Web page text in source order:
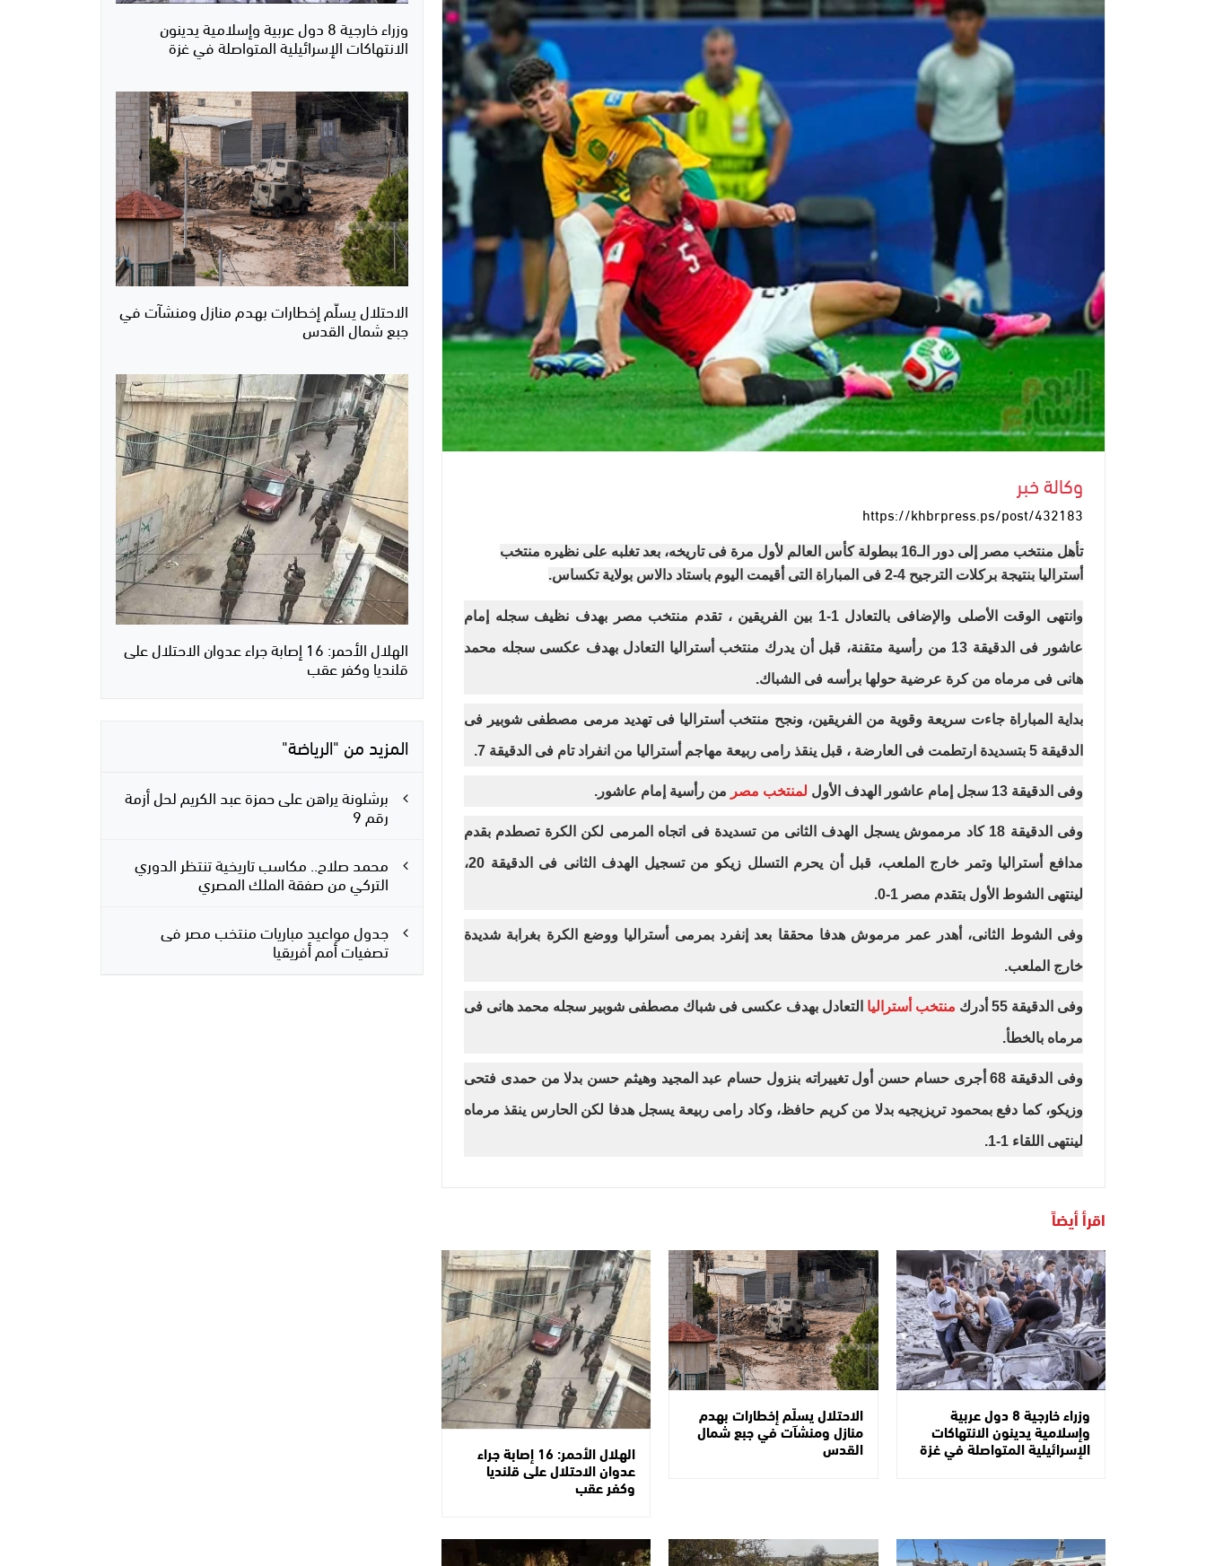
وكالة خبر
https://khbrpress.ps/post/432183
تأهل منتخب مصر إلى دور الـ16 ببطولة كأس العالم لأول مرة فى تاريخه، بعد تغلبه على نظيره منتخب
أستراليا بنتيجة بركلات الترجيح 4-2 فى المباراة التى أقيمت اليوم باستاد دالاس بولاية تكساس.
وانتهى الوقت الأصلى والإضافى بالتعادل 1-1 بين الفريقين ، تقدم منتخب مصر بهدف نظيف سجله إمام
عاشور فى الدقيقة 13 من رأسية متقنة، قبل أن يدرك منتخب أستراليا التعادل بهدف عكسى سجله محمد
هانى فى مرماه من كرة عرضية حولها برأسه فى الشباك.
بداية المباراة جاءت سريعة وقوية من الفريقين، ونجح منتخب أستراليا فى تهديد مرمى مصطفى شوبير فى
الدقيقة 5 بتسديدة ارتطمت فى العارضة ، قبل ينقذ رامى ربيعة مهاجم أستراليا من انفراد تام فى الدقيقة 7.
وفى الدقيقة 13 سجل إمام عاشور الهدف الأول لمنتخب مصر من رأسية إمام عاشور.
وفى الدقيقة 18 كاد مرمموش يسجل الهدف الثانى من تسديدة فى اتجاه المرمى لكن الكرة تصطدم بقدم
مدافع أستراليا وتمر خارج الملعب، قبل أن يحرم التسلل زيكو من تسجيل الهدف الثانى فى الدقيقة 20،
لينتهى الشوط الأول بتقدم مصر 1-0.
وفى الشوط الثانى، أهدر عمر مرموش هدفا محققا بعد إنفرد بمرمى أستراليا ووضع الكرة بغرابة شديدة
خارج الملعب.
وفى الدقيقة 55 أدرك منتخب أستراليا التعادل بهدف عكسى فى شباك مصطفى شوبير سجله محمد هانى فى
مرماه بالخطأ.
وفى الدقيقة 68 أجرى حسام حسن أول تغييراته بنزول حسام عبد المجيد وهيثم حسن بدلا من حمدى فتحى
وزيكو، كما دفع بمحمود تريزيجيه بدلا من كريم حافظ، وكاد رامى ربيعة يسجل هدفا لكن الحارس ينقذ مرماه
لينتهى اللقاء 1-1.
اقرأ أيضاً
وزراء خارجية 8 دول عربية
وإسلامية يدينون الانتهاكات
الإسرائيلية المتواصلة في غزة
الاحتلال يسلّم إخطارات بهدم
منازل ومنشآت في جبع شمال
القدس الهلال الأحمر: 16 إصابة جراء
عدوان الاحتلال على قلنديا
وكفر عقب
وزراء خارجية 8 دول عربية وإسلامية يدينون
الانتهاكات الإسرائيلية المتواصلة في غزة
الاحتلال يسلّم إخطارات بهدم منازل ومنشآت في
جبع شمال القدس
الهلال الأحمر: 16 إصابة جراء عدوان الاحتلال على
قلنديا وكفر عقب
المزيد من "الرياضة"
برشلونة يراهن على حمزة عبد الكريم لحل أزمة
رقم 9
محمد صلاح.. مكاسب تاريخية تنتظر الدوري
التركي من صفقة الملك المصري
جدول مواعيد مباريات منتخب مصر فى
تصفيات أمم أفريقيا